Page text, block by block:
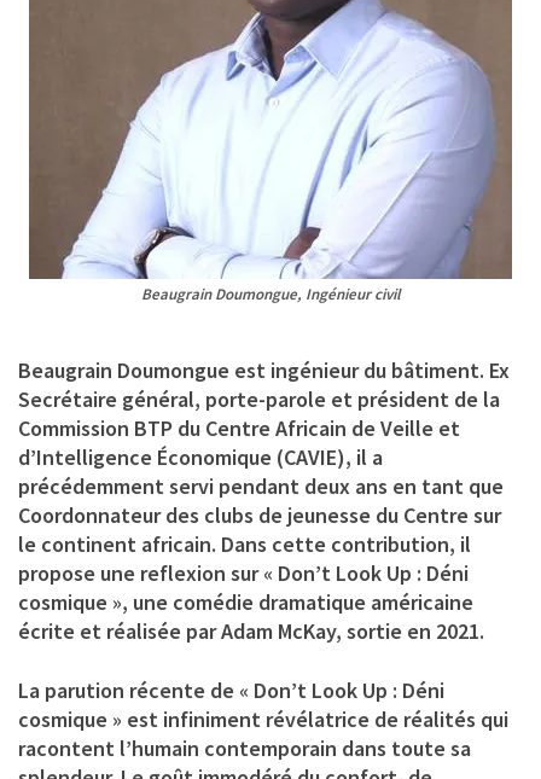
Beaugrain Doumongue, Ingénieur civil
Beaugrain Doumongue est ingénieur du bâtiment. Ex
Secrétaire général, porte-parole et président de la
Commission BTP du Centre Africain de Veille et
d’Intelligence Économique (CAVIE), il a
précédemment servi pendant deux ans en tant que
Coordonnateur des clubs de jeunesse du Centre sur
le continent africain. Dans cette contribution, il
propose une reflexion sur « Don’t Look Up : Déni
cosmique », une comédie dramatique américaine
écrite et réalisée par Adam McKay, sortie en 2021.
La parution récente de « Don’t Look Up : Déni
cosmique » est infiniment révélatrice de réalités qui
racontent l’humain contemporain dans toute sa